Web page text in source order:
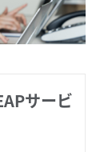
サービ